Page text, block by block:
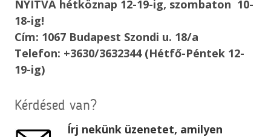
NYITVA hétköznap 12-19-ig, szombaton 10-
18-ig!
Cím: 1067 Budapest Szondi u. 18/a
Telefon: +3630/3632344 (Hétfő-Péntek 12-
19-ig)
Kérdésed van?
Írj nekünk üzenetet, amilyen